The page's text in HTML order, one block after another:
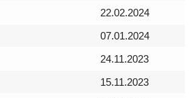
22.02.2024
07.01.2024
24.11.2023
15.11.2023